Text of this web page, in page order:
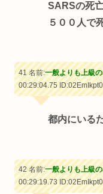
SARSの死
５００人で
41 名前:一般よりも上級
00:29:04.75ID:02EmIkpt0
都内にいる
42 名前:一般よりも上級
00:29:19.73ID:02EmIkpt0